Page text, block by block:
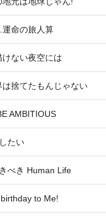
命の旅人算
ない夜空には
捨てたもんじゃない
AMBITIOUS
たい
べき Human Life
to Me!